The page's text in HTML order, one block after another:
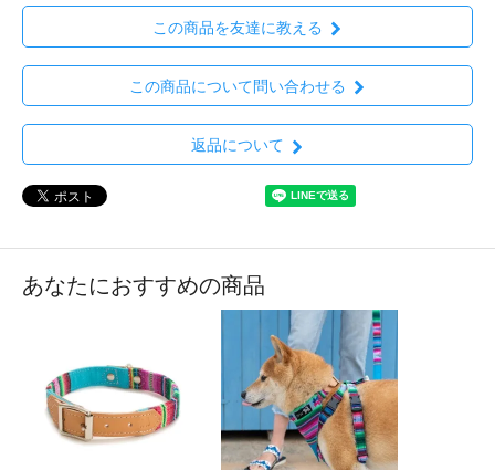
この商品を友達に教える
この商品について問い合わせる
返品について
あなたにおすすめの商品